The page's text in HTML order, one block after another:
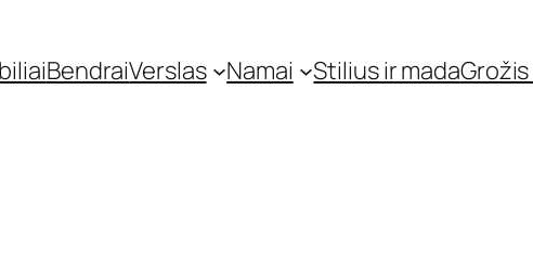
BendraiVerslas Namai Stilius ir mada